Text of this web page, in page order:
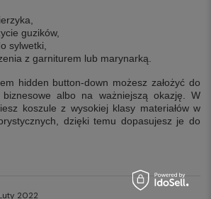
guzików,
sylwetki,
z garniturem lub marynarką.
hidden button-down możesz założyć do
albo na ważniejszą okazję. W
koszule z wysokiej klasy materiałów w
dzięki temu dopasujesz je do
2022